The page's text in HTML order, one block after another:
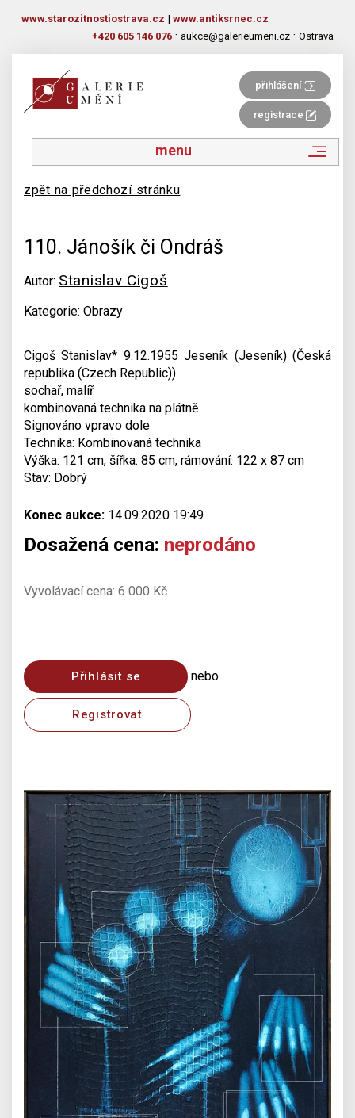
www.starozitnostiostrava.cz | www.antiksrnec.cz
+420 605 146 076 · aukce@galerieumeni.cz · Ostrava
přihlášení
registrace
menu
zpět na předchozí stránku
110. Jánošík či Ondráš
Autor: Stanislav Cigoš
Kategorie: Obrazy
Cigoš Stanislav* 9.12.1955 Jeseník (Jeseník) (Česká
republika (Czech Republic))
sochař, malíř
kombinovaná technika na plátně
Signováno vpravo dole
Technika: Kombinovaná technika
Výška: 121 cm, šířka: 85 cm, rámování: 122 x 87 cm
Stav: Dobrý
Konec aukce: 14.09.2020 19:49
Dosažená cena: neprodáno
Vyvolávací cena: 6 000 Kč
Přihlásit se nebo
Registrovat